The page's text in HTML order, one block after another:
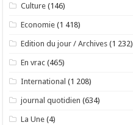
Culture (146)
Economie (1 418)
Edition du jour / Archives (1 232)
En vrac (465)
International (1 208)
journal quotidien (634)
La Une (4)